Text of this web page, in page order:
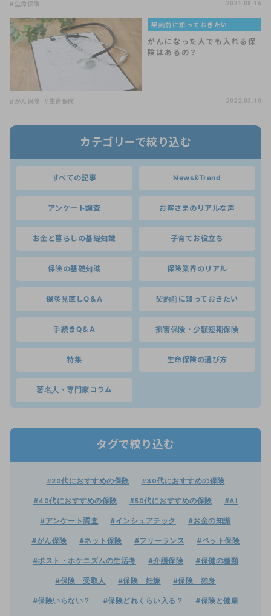
#生命保険 2021.08.16
契約前に知っておきたい
がんになった人でも入れる保
険はあるの？
#がん保険 #生命保険 2022.03.10
カテゴリーで絞り込む
すべての記事 News&Trend
アンケート調査 お客さまのリアルな声
お金と暮らしの基礎知識 子育てお役立ち
保険の基礎知識 保険業界のリアル
保険見直しQ＆A 契約前に知っておきたい
手続きQ＆A 損害保険・少額短期保険
特集 生命保険の選び方
著名人・専門家コラム
タグで絞り込む
#20代におすすめの保険 #30代におすすめの保険
#40代におすすめの保険 #50代におすすめの保険 #AI
#アンケート調査 #インシュアテック #お金の知識
#がん保険 #ネット保険 #フリーランス #ペット保険
#ポスト・ホケニズムの生活考 #介護保険 #保健の種類
#保険 受取人 #保険 妊娠 #保険 独身
#保険いらない？ #保険どれくらい入る？ #保険と健康